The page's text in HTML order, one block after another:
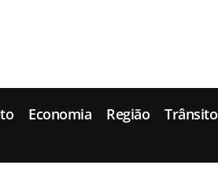
Economia Região Trânsito